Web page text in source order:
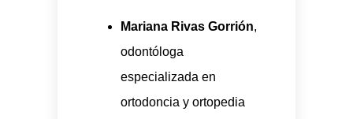
Mariana Rivas Gorrión,
odontóloga
especializada en
ortodoncia y ortopedia